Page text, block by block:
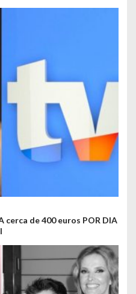
cerca de 400 euros POR DIA